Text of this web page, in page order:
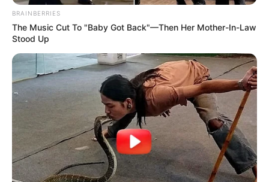
BRAINBERRIES
The Music Cut To "Baby Got Back"—Then Her Mother-In-Law
Stood Up